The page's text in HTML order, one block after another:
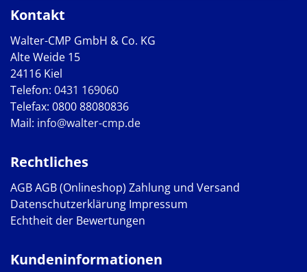
Kontakt
Walter-CMP GmbH & Co. KG
Alte Weide 15
24116 Kiel
Telefon: 0431 169060
Telefax: 0800 88080836
Mail: info@walter-cmp.de
Rechtliches
AGBAGB (Onlineshop) Zahlung und Versand
Datenschutzerklärung Impressum
Echtheit der Bewertungen
Kundeninformationen